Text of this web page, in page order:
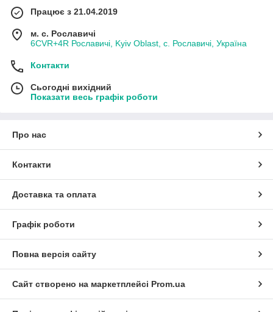
Працює з 21.04.2019
м. с. Рославичі
6CVR+4R Рославичі, Kyiv Oblast, с. Рославичі, Україна
Контакти
Сьогодні вихідний
Показати весь графік роботи
Про нас
Контакти
Доставка та оплата
Графік роботи
Повна версія сайту
Сайт створено на маркетплейсі Prom.ua